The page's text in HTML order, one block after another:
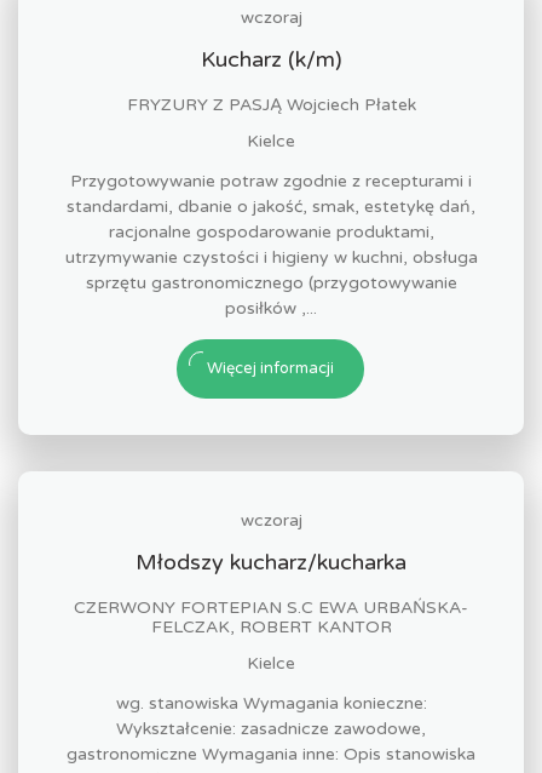
wczoraj
Kucharz (k/m)
FRYZURY Z PASJĄ Wojciech Płatek
Kielce
Przygotowywanie potraw zgodnie z recepturami i
standardami, dbanie o jakość, smak, estetykę dań,
racjonalne gospodarowanie produktami,
utrzymywanie czystości i higieny w kuchni, obsługa
sprzętu gastronomicznego (przygotowywanie
posiłków ,...
Więcej informacji
wczoraj
Młodszy kucharz/kucharka
CZERWONY FORTEPIAN S.C EWA URBAŃSKA-
FELCZAK, ROBERT KANTOR
Kielce
wg. stanowiska Wymagania konieczne:
Wykształcenie: zasadnicze zawodowe,
gastronomiczne Wymagania inne: Opis stanowiska